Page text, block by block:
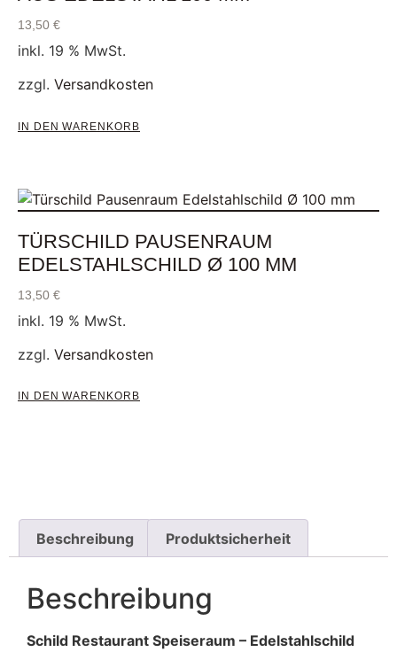
13,50 €
inkl. 19 % MwSt.
zzgl. Versandkosten
IN DEN WARENKORB
TÜRSCHILD PAUSENRAUM
EDELSTAHLSCHILD Ø 100 MM
13,50 €
inkl. 19 % MwSt.
zzgl. Versandkosten
IN DEN WARENKORB
Beschreibung Produktsicherheit
Beschreibung
Schild Restaurant Speiseraum – Edelstahlschild